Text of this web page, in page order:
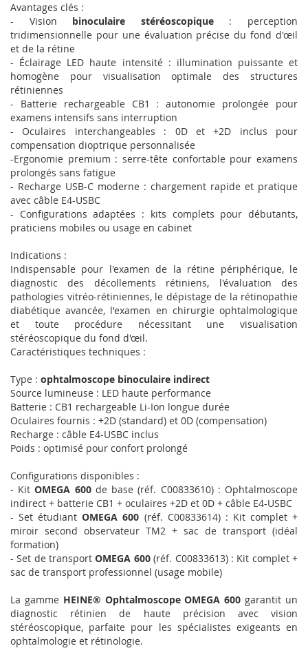
Avantages clés :
- Vision binoculaire stéréoscopique : perception
tridimensionnelle pour une évaluation précise du fond d'œil
et de la rétine
- Éclairage LED haute intensité : illumination puissante et
homogène pour visualisation optimale des structures
rétiniennes
- Batterie rechargeable CB1 : autonomie prolongée pour
examens intensifs sans interruption
- Oculaires interchangeables : 0D et +2D inclus pour
compensation dioptrique personnalisée
-Ergonomie premium : serre-tête confortable pour examens
prolongés sans fatigue
- Recharge USB-C moderne : chargement rapide et pratique
avec câble E4-USBC
- Configurations adaptées : kits complets pour débutants,
praticiens mobiles ou usage en cabinet
Indications :
Indispensable pour l'examen de la rétine périphérique, le
diagnostic des décollements rétiniens, l'évaluation des
pathologies vitréo-rétiniennes, le dépistage de la rétinopathie
diabétique avancée, l'examen en chirurgie ophtalmologique
et toute procédure nécessitant une visualisation
stéréoscopique du fond d'œil.
Caractéristiques techniques :
Type : ophtalmoscope binoculaire indirect
Source lumineuse : LED haute performance
Batterie : CB1 rechargeable Li-Ion longue durée
Oculaires fournis : +2D (standard) et 0D (compensation)
Recharge : câble E4-USBC inclus
Poids : optimisé pour confort prolongé
Configurations disponibles :
- KitOMEGA 600de base (réf. C00833610) : Ophtalmoscope
indirect + batterie CB1 + oculaires +2D et 0D + câble E4-USBC
- Set étudiantOMEGA 600 (réf. C00833614) : Kit complet +
miroir second observateur TM2 + sac de transport (idéal
formation)
- Set de transportOMEGA 600(réf. C00833613) : Kit complet +
sac de transport professionnel (usage mobile)
La gamme HEINE® Ophtalmoscope OMEGA 600 garantit un
diagnostic rétinien de haute précision avec vision
stéréoscopique, parfaite pour les spécialistes exigeants en
ophtalmologie et rétinologie.